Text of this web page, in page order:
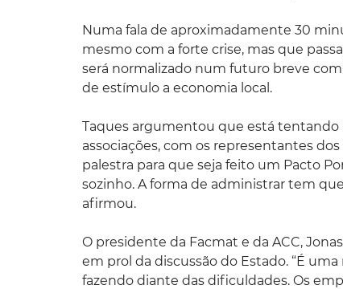
Numa fala de aproximadamente 30
mesmo com a forte crise, mas que
será normalizado num futuro breve
de estímulo a economia local.
Taques argumentou que está tentando
associações, com os representantes
palestra para que seja feito um Pacto
sozinho. A forma de administrar tem
afirmou.
O presidente da Facmat e da ACC,
em prol da discussão do Estado. “É
fazendo diante das dificuldades. Os